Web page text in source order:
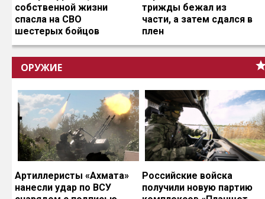
собственной жизни
спасла на СВО
шестерых бойцов
трижды бежал из
части, а затем сдался в
плен
ОРУЖИЕ
Артиллеристы «Ахмата»
нанесли удар по ВСУ
Российские войска
получили новую партию